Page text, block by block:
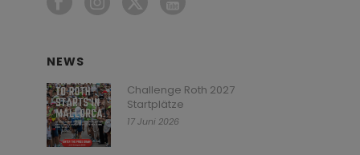
NEWS
Challenge Roth 2027
Startplätze
17 Juni 2026